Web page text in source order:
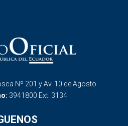
Nº 201 y Av. 10 de Agosto
3941800 Ext. 3134